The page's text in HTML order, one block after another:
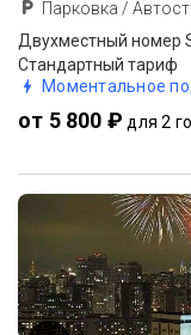
Парковка /
Двухместный номер
Стандартный тариф
Моментальное
от 5 800 ₽ для 2